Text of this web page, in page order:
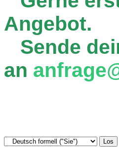
Angebot.
Sende
an